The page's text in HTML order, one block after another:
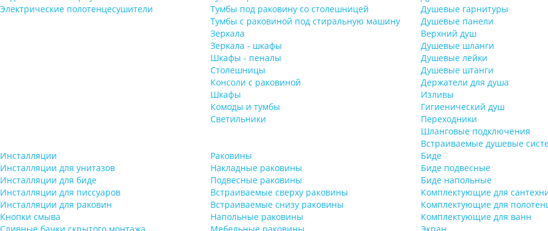
Электрические полотенцесушители
Тумбы под раковину со столешницей
Тумбы с раковиной под стиральную машину
Зеркала
Зеркала - шкафы
Шкафы - пеналы
Столешницы
Консоли с раковиной
Шкафы
Комоды и тумбы
Светильники
Душевые гарнитуры
Душевые панели
Верхний душ
Душевые шланги
Душевые лейки
Душевые штанги
Держатели для душа
Изливы
Гигиенический душ
Переходники
Шланговые подключения
Встраиваемые душевые
Инсталляции
Инсталляции для унитазов
Инсталляции для биде
Инсталляции для писсуаров
Инсталляции для раковин
Кнопки смыва
Раковины
Накладные раковины
Подвесные раковины
Встраиваемые сверху раковины
Встраиваемые снизу раковины
Напольные раковины
Биде
Биде подвесные
Биде напольные
Комплектующие для
Комплектующие для
Комплектующие для ванн